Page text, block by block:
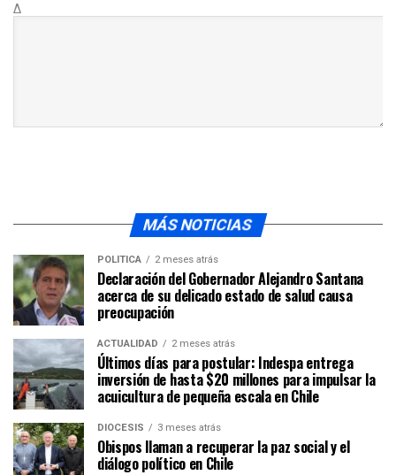
Δ
MÁS NOTICIAS
POLÍTICA 2 meses atrás
Declaración del Gobernador Alejandro Santana
acerca de su delicado estado de salud causa
preocupación
ACTUALIDAD 2 meses atrás
Últimos días para postular: Indespa entrega
inversión de hasta $20 millones para impulsar la
acuicultura de pequeña escala en Chile
DIÓCESIS 3 meses atrás
Obispos llaman a recuperar la paz social y el
diálogo político en Chile